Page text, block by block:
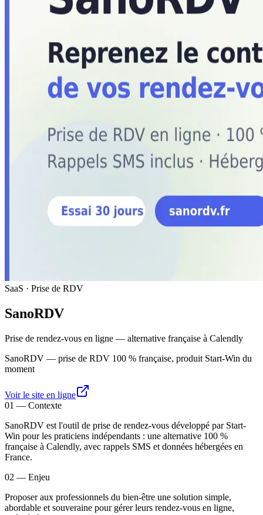
SaaS · Prise de RDV
SanoRDV
Prise de rendez-vous en ligne — alternative française à Calendly
SanoRDV — prise de RDV 100 % française, produit Start-Win du
moment
Voir le site en ligne
01 — Contexte
SanoRDV est l'outil de prise de rendez-vous développé par Start-
Win pour les praticiens indépendants : une alternative 100 %
française à Calendly, avec rappels SMS et données hébergées en
France.
02 — Enjeu
Proposer aux professionnels du bien-être une solution simple,
abordable et souveraine pour gérer leurs rendez-vous en ligne,